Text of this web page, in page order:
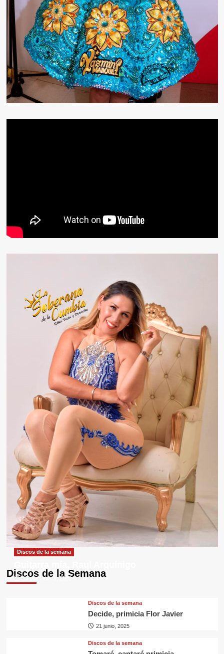
Discos de la Semana
Discos de la semana
29 septiembre, 2025
Discos de la semana
Decide, primicia Flor Javier
21 junio, 2025
Discos de la semana